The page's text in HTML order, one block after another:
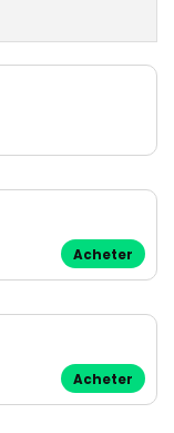
Acheter
Acheter